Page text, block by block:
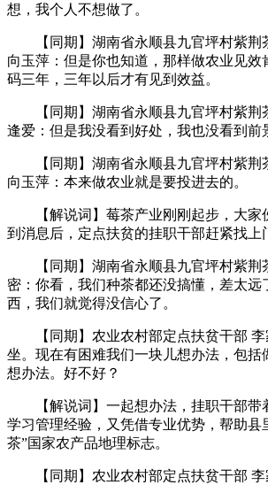
想，我个人不想做了。
【同期】湖南省永顺县九官坪村紫荆
向玉萍：但是你也知道，那样做农业见效
码三年，三年以后才有见到效益。
【同期】湖南省永顺县九官坪村紫荆
逢爱：但是我没看到好处，我也没看到前
【同期】湖南省永顺县九官坪村紫荆
向玉萍：本来做农业就是要投进去的。
【解说词】莓茶产业刚刚起步，大家
到消息后，定点扶贫的挂职干部赶紧找上
【同期】湖南省永顺县九官坪村紫荆
密：你看，我们种茶都还没搞懂，差太远
西，我们就觉得没信心了。
【同期】农业农村部定点扶贫干部 李
坐。现在有困难我们一块儿想办法，包括
想办法。好不好？
【解说词】一起想办法，挂职干部带
学习管理经验，又凭借专业优势，帮助县
茶”国家农产品地理标志。
【同期】农业农村部定点扶贫干部 李